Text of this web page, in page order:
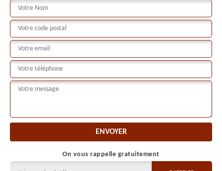
On vous rappelle gratuitement